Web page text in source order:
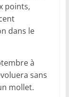
points,
dans le
à
sans
mollet.